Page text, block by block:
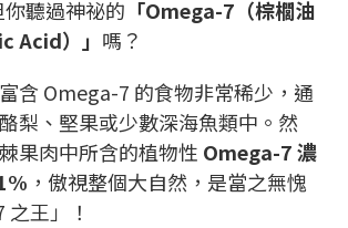
聽過神祕的 「Omega-7（棕櫚油
Acid）」 嗎？
含 Omega-7 的食物非常稀少，通
梨、堅果或少數深海魚類中。然
果肉中所含的植物性 Omega-7 濃
，傲視整個大自然，是當之無愧
王」！